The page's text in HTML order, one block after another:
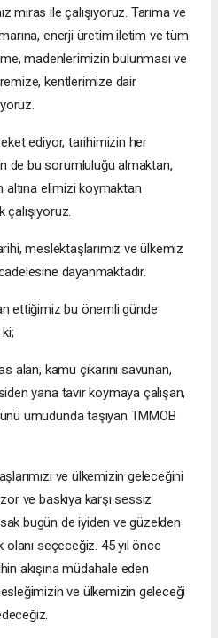
miras ile çalışıyoruz. Tarıma ve
enerji üretim iletim ve tüm
madenlerimizin bulunması ve
kentlerimize dair
ediyor, tarihimizin her
de bu sorumluluğu almaktan,
altına elimizi koymaktan
meslektaşlarımız ve ülkemiz
dayanmaktadır.
ettiğimiz bu önemli günde
alan, kamu çıkarını savunan,
yana tavır koymaya çalışan,
umudunda taşıyan TMMOB
ve ülkemizin geleceğini
ve baskıya karşı sessiz
bugün de iyiden ve güzelden
olanı seçeceğiz. 45 yıl önce
akışına müdahale eden
ve ülkemizin geleceği